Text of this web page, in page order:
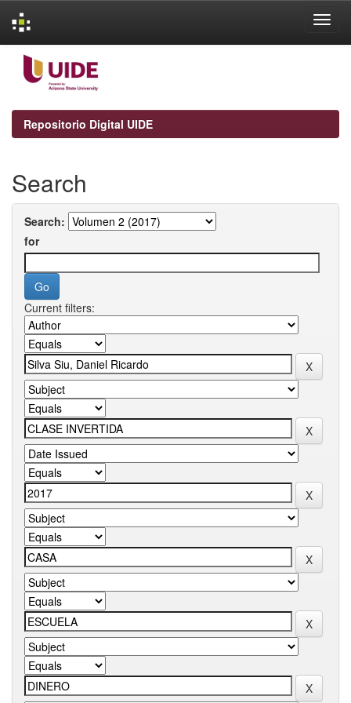
navigation
Repositorio Digital UIDE
Search
Search:
for
Current filters: